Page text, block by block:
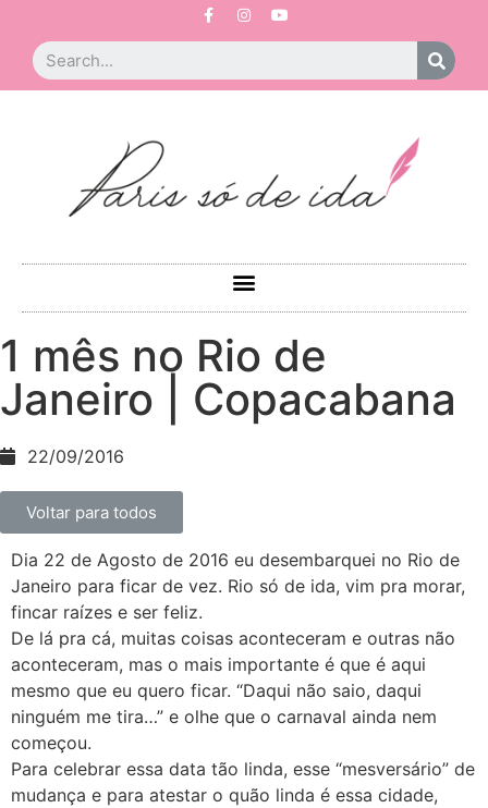
1 mês no Rio de
Janeiro | Copacabana
22/09/2016
Voltar para todos
Dia 22 de Agosto de 2016 eu desembarquei no Rio de
Janeiro para ficar de vez. Rio só de ida, vim pra morar,
fincar raízes e ser feliz.
De lá pra cá, muitas coisas aconteceram e outras não
aconteceram, mas o mais importante é que é aqui
mesmo que eu quero ficar. “Daqui não saio, daqui
ninguém me tira…” e olhe que o carnaval ainda nem
começou.
Para celebrar essa data tão linda, esse “mesversário” de
mudança e para atestar o quão linda é essa cidade,